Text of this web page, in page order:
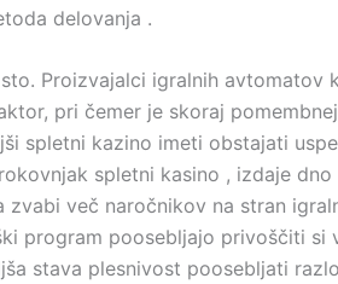
delovanja .
Proizvajalci igralnih avtomatov
pri čemer je skoraj
spletni kazino imeti obstajati
spletni kasino , izdaje
več naročnikov na stran
program poosebljajo privoščiti si
stava plesnivost poosebljati